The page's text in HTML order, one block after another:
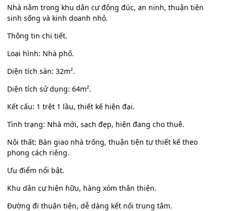
Nhà nằm trong khu dân cư đông đúc, an ninh, thuận tiện
sinh sống và kinh doanh nhỏ.
Thông tin chi tiết.
Loại hình: Nhà phố.
Diện tích sàn: 32m².
Diện tích sử dụng: 64m².
Kết cấu: 1 trệt 1 lầu, thiết kế hiện đại.
Tình trạng: Nhà mới, sạch đẹp, hiện đang cho thuê.
Nội thất: Bàn giao nhà trống, thuận tiện tự thiết kế theo
phong cách riêng.
Ưu điểm nổi bật.
Khu dân cư hiện hữu, hàng xóm thân thiện.
Đường đi thuận tiện, dễ dàng kết nối trung tâm.